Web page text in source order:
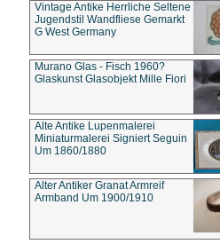
Vintage Antike Herrliche Seltene
Jugendstil Wandfliese Gemarkt
G West Germany
Murano Glas - Fisch 1960?
Glaskunst Glasobjekt Mille Fiori
Alte Antike Lupenmalerei
Miniaturmalerei Signiert Seguin
Um 1860/1880
Alter Antiker Granat Armreif
Armband Um 1900/1910